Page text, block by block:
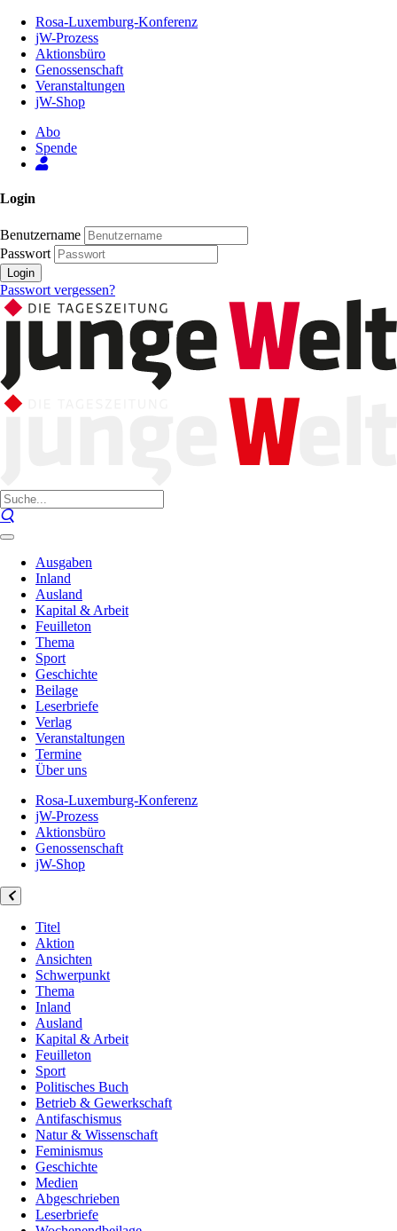
Inhalt
Seite
Rosa-Luxemburg-Konferenz
jW-Prozess
Aktionsbüro
Genossenschaft
Veranstaltungen
jW-Shop
Abo
Spende
Login
Benutzername
Passwort
Login
Passwort vergessen?
Ausgaben
Inland
Ausland
Kapital & Arbeit
Feuilleton
Thema
Sport
Geschichte
Beilage
Leserbriefe
Verlag
Veranstaltungen
Termine
Über uns
Rosa-Luxemburg-Konferenz
jW-Prozess
Aktionsbüro
Genossenschaft
jW-Shop
Titel
Aktion
Ansichten
Schwerpunkt
Thema
Inland
Ausland
Kapital & Arbeit
Feuilleton
Sport
Politisches Buch
Betrieb & Gewerkschaft
Antifaschismus
Natur & Wissenschaft
Feminismus
Geschichte
Medien
Abgeschrieben
Leserbriefe